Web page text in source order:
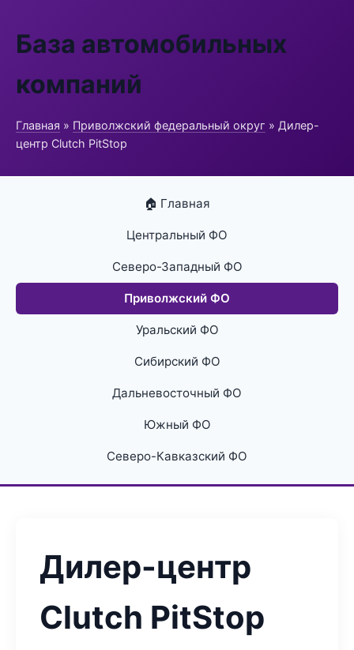
База автомобильных
компаний
Главная » Приволжский федеральный округ » Дилер-
центр Clutch PitStop
🏠 Главная
Центральный ФО
Северо-Западный ФО
Приволжский ФО
Уральский ФО
Сибирский ФО
Дальневосточный ФО
Южный ФО
Северо-Кавказский ФО
Дилер-центр
Clutch PitStop